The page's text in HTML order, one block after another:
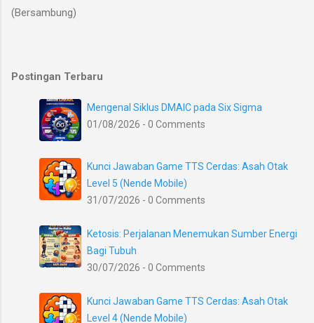
(Bersambung)
Postingan Terbaru
Mengenal Siklus DMAIC pada Six Sigma
01/08/2026 - 0 Comments
Kunci Jawaban Game TTS Cerdas: Asah Otak
Level 5 (Nende Mobile)
31/07/2026 - 0 Comments
Ketosis: Perjalanan Menemukan Sumber Energi
Bagi Tubuh
30/07/2026 - 0 Comments
Kunci Jawaban Game TTS Cerdas: Asah Otak
Level 4 (Nende Mobile)